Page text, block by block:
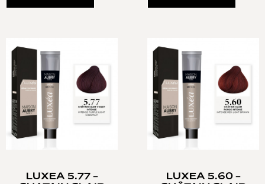
LUXEA 5.77 –
LUXEA 5.60 –